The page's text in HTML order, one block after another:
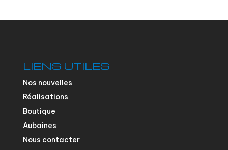
LIENS UTILES
Nos nouvelles
Réalisations
Boutique
Aubaines
Nous contacter